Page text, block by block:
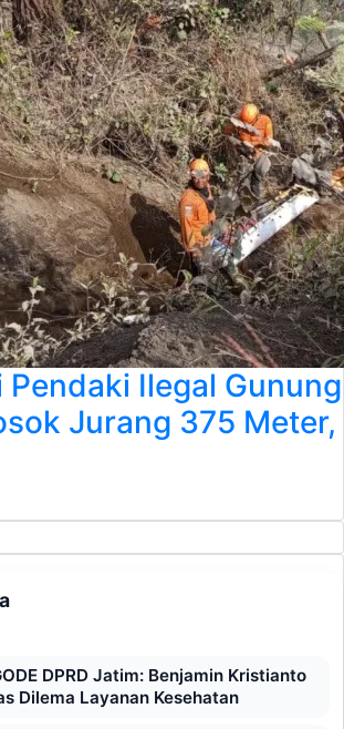
Pendaki Ilegal
Jurang 375
DPRD Jatim: Benjamin Kristianto
Dilema Layanan Kesehatan